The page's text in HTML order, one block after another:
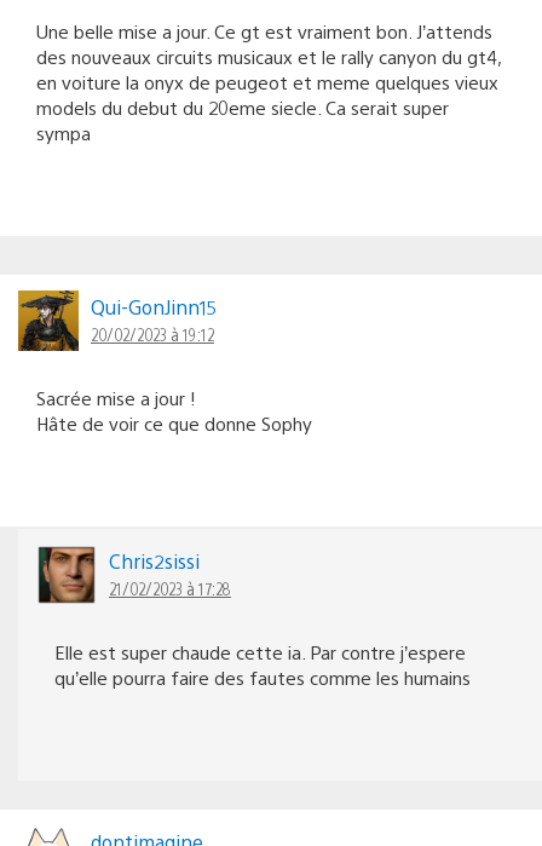
Une belle mise a jour. Ce gt est vraiment bon. J’attends
des nouveaux circuits musicaux et le rally canyon du gt4,
en voiture la onyx de peugeot et meme quelques vieux
models du debut du 20eme siecle. Ca serait super
sympa
Qui-GonJinn15
20/02/2023 à 19:12
Sacrée mise a jour !
Hâte de voir ce que donne Sophy
Chris2sissi
21/02/2023 à 17:28
Elle est super chaude cette ia. Par contre j’espere
qu’elle pourra faire des fautes comme les humains